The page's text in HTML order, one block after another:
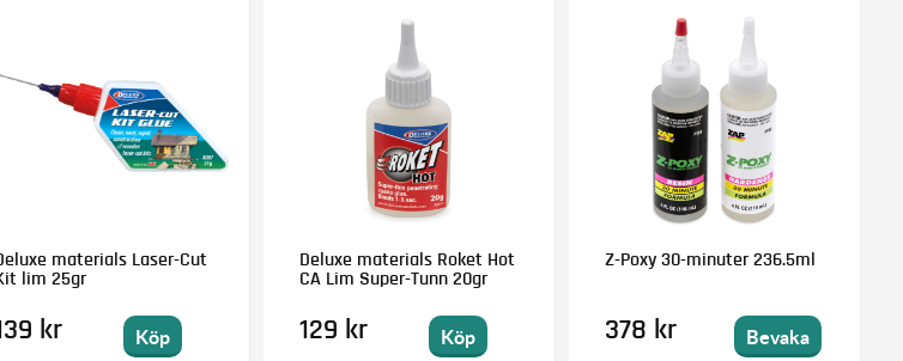
materials Laser-Cut
lim 25gr
kr Köp
Deluxe materials Roket Hot
CA Lim Super-Tunn 20gr
129 kr Köp
Z-Poxy 30-minuter 236.5ml
378 kr Bevaka